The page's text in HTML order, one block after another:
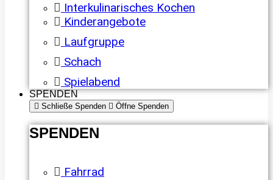
Interkulinarisches Kochen
Kinderangebote
Laufgruppe
Schach
Spielabend
SPENDEN
Schließe Spenden Öffne Spenden
SPENDEN
Fahrrad